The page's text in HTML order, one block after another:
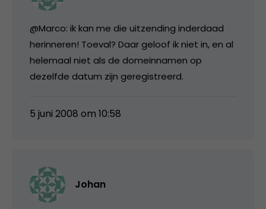
@Marco: ik kan me die uitzending inderdaad
herinneren! Toeval? Daar geloof ik niet in, en al
helemaal niet als de domeinnamen op
dezelfde datum zijn geregistreerd.
5 juni 2008 om 10:58
Johan